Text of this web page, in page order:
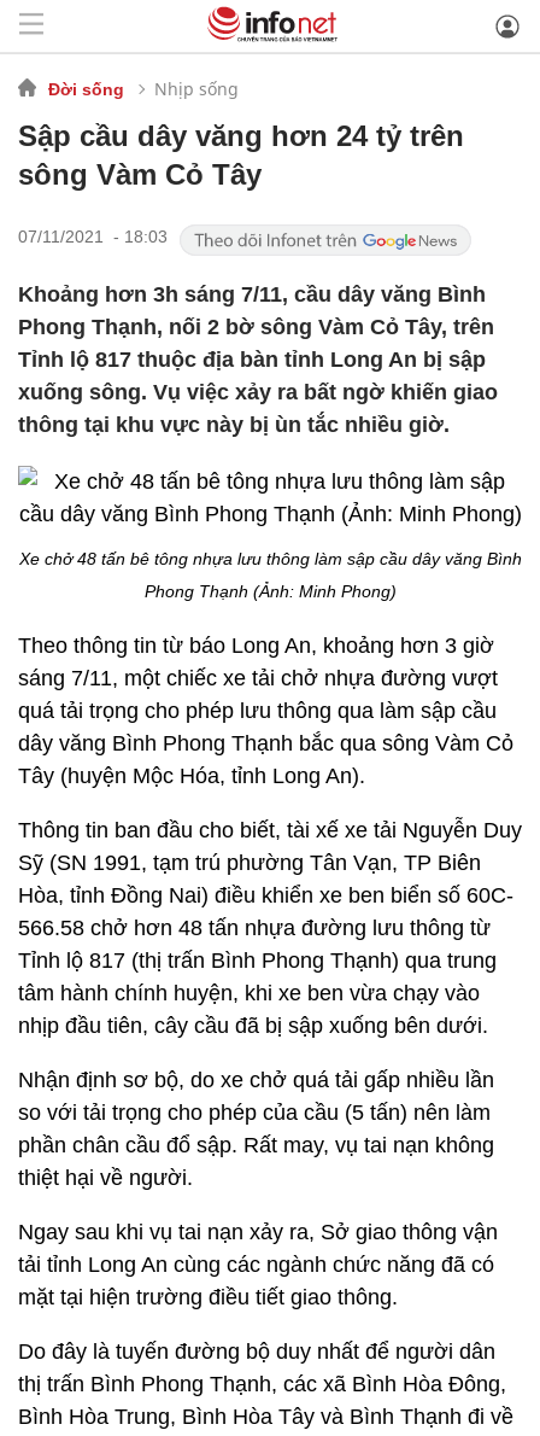
Đời sống Nhịp sống
Sập cầu dây văng hơn 24 tỷ trên
sông Vàm Cỏ Tây
07/11/2021 - 18:03
Khoảng hơn 3h sáng 7/11, cầu dây văng Bình
Phong Thạnh, nối 2 bờ sông Vàm Cỏ Tây, trên
Tỉnh lộ 817 thuộc địa bàn tỉnh Long An bị sập
xuống sông. Vụ việc xảy ra bất ngờ khiến giao
thông tại khu vực này bị ùn tắc nhiều giờ.
Xe chở 48 tấn bê tông nhựa lưu thông làm sập cầu dây văng Bình
Phong Thạnh (Ảnh: Minh Phong)
Theo thông tin từ báo Long An, khoảng hơn 3 giờ
sáng 7/11, một chiếc xe tải chở nhựa đường vượt
quá tải trọng cho phép lưu thông qua làm sập cầu
dây văng Bình Phong Thạnh bắc qua sông Vàm Cỏ
Tây (huyện Mộc Hóa, tỉnh Long An).
Thông tin ban đầu cho biết, tài xế xe tải Nguyễn Duy
Sỹ (SN 1991, tạm trú phường Tân Vạn, TP Biên
Hòa, tỉnh Đồng Nai) điều khiển xe ben biển số 60C-
566.58 chở hơn 48 tấn nhựa đường lưu thông từ
Tỉnh lộ 817 (thị trấn Bình Phong Thạnh) qua trung
tâm hành chính huyện, khi xe ben vừa chạy vào
nhịp đầu tiên, cây cầu đã bị sập xuống bên dưới.
Nhận định sơ bộ, do xe chở quá tải gấp nhiều lần
so với tải trọng cho phép của cầu (5 tấn) nên làm
phần chân cầu đổ sập. Rất may, vụ tai nạn không
thiệt hại về người.
Ngay sau khi vụ tai nạn xảy ra, Sở giao thông vận
tải tỉnh Long An cùng các ngành chức năng đã có
mặt tại hiện trường điều tiết giao thông.
Do đây là tuyến đường bộ duy nhất để người dân
thị trấn Bình Phong Thạnh, các xã Bình Hòa Đông,
Bình Hòa Trung, Bình Hòa Tây và Bình Thạnh đi về